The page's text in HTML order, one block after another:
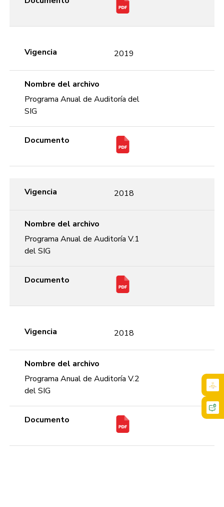
Vigencia 2019
Nombre del archivo
Programa Anual de Auditoría del
SIG
Documento
Vigencia 2018
Nombre del archivo
Programa Anual de Auditoría V.1
del SIG
Documento
Vigencia 2018
Nombre del archivo
Programa Anual de Auditoría V.2
del SIG
Documento